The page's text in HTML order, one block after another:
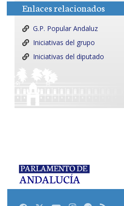
Enlaces relacionados
G.P. Popular Andaluz
Iniciativas del grupo
Iniciativas del diputado